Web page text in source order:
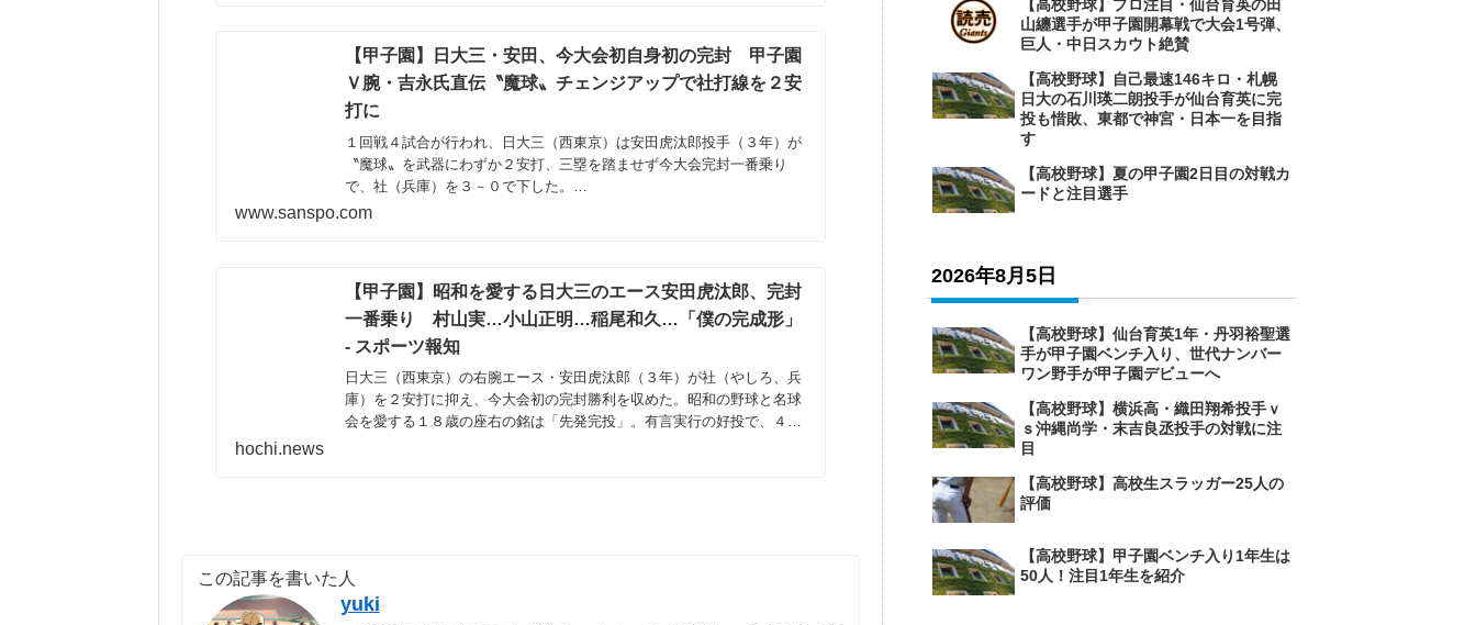
【甲子園】日大三・安田、今大会初自身初の完封 甲子園
Ｖ腕・吉永氏直伝〝魔球〟チェンジアップで社打線を２安
打に
１回戦４試合が行われ、日大三（西東京）は安田虎汰郎投手（３年）が
〝魔球〟を武器にわずか２安打、三塁を踏ませず今大会完封一番乗り
で、社（兵庫）を３－０で下した。…
www.sanspo.com
【甲子園】昭和を愛する日大三のエース安田虎汰郎、完封
一番乗り 村山実…小山正明…稲尾和久…「僕の完成形」
- スポーツ報知
日大三（西東京）の右腕エース・安田虎汰郎（３年）が社（やしろ、兵
庫）を２安打に抑え、今大会初の完封勝利を収めた。昭和の野球と名球
会を愛する１８歳の座右の銘は「先発完投」。有言実行の好投で、４月
hochi.news
この記事を書いた人
yuki
【高校野球】プロ注目・仙台育英の田
山纏選手が甲子園開幕戦で大会1号弾、
巨人・中日スカウト絶賛
【高校野球】自己最速146キロ・札幌
日大の石川瑛二朗投手が仙台育英に完
投も惜敗、東都で神宮・日本一を目指
す
【高校野球】夏の甲子園2日目の対戦カ
ードと注目選手
2026年8月5日
【高校野球】仙台育英1年・丹羽裕聖選
手が甲子園ベンチ入り、世代ナンバー
ワン野手が甲子園デビューへ
【高校野球】横浜高・織田翔希投手ｖ
ｓ沖縄尚学・末吉良丞投手の対戦に注
目
【高校野球】高校生スラッガー25人の
評価
【高校野球】甲子園ベンチ入り1年生は
50人！注目1年生を紹介